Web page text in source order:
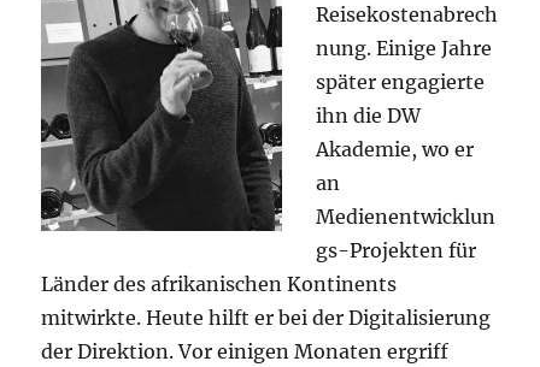
Reisekostenabrech
nung. Einige Jahre
später engagierte
ihn die DW
Akademie, wo er
an
Medienentwicklun
gs-Projekten für
Länder des afrikanischen Kontinents
mitwirkte. Heute hilft er bei der Digitalisierung
der Direktion. Vor einigen Monaten ergriff